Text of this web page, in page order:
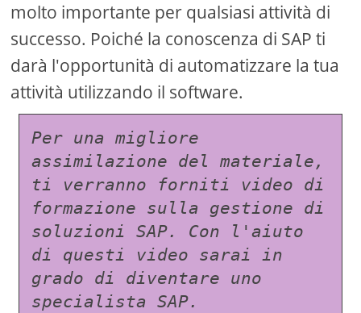
molto importante per qualsiasi attività di
successo. Poiché la conoscenza di SAP ti
darà l'opportunità di automatizzare la tua
attività utilizzando il software.
Per una migliore
assimilazione del materiale,
ti verranno forniti video di
formazione sulla gestione di
soluzioni SAP. Con l'aiuto
di questi video sarai in
grado di diventare uno
specialista SAP.